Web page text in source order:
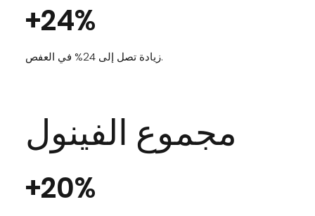
+24%
زيادة تصل إلى 24% في العفص.
مجموع الفينول
+20%